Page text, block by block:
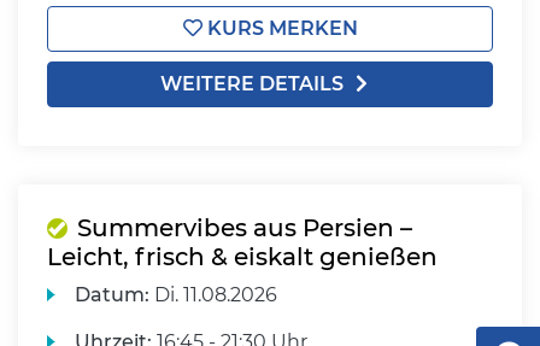
KURS MERKEN
WEITERE DETAILS
Summervibes aus Persien –
Leicht, frisch & eiskalt genießen
Datum: Di. 11.08.2026